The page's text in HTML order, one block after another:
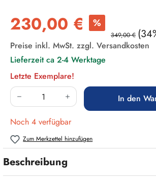
Verkaufspreis:
230,00 € %
349,00 €
Preise inkl. MwSt. zzgl. Versandkosten
Lieferzeit ca 2-4 Werktage
Letzte Exemplare!
Produkt Anzahl: Gib denIn den
Noch 4 verfügbar
Zum Merkzettel hinzufügen
Beschreibung